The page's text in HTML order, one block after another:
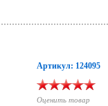
Артикул: 124095
Оценить товар